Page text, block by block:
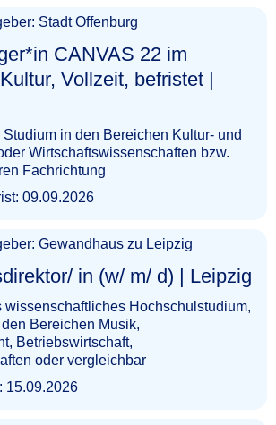
Stadt Offenburg
CANVAS 22 im
Vollzeit, befristet |
in den Bereichen Kultur- und
Wirtschaftswissenschaften bzw.
Fachrichtung
09.09.2026
Gewandhaus zu Leipzig
in (w/ m/ d) | Leipzig​‌‌‌‌​‌​‌‌​​​‌‌​‌​​
Hochschulstudium,
Bereichen Musik,
Betriebswirtschaft,
oder vergleichbar
15.09.2026